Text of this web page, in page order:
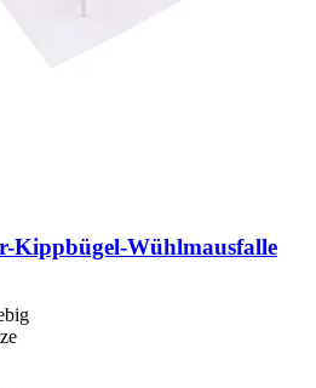
​Kippbügel-​Wühlmausfalle